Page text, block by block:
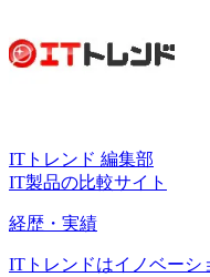
ITトレンド 編集部
IT製品の比較サイト
経歴・実績
ITトレンドはイノベーシ